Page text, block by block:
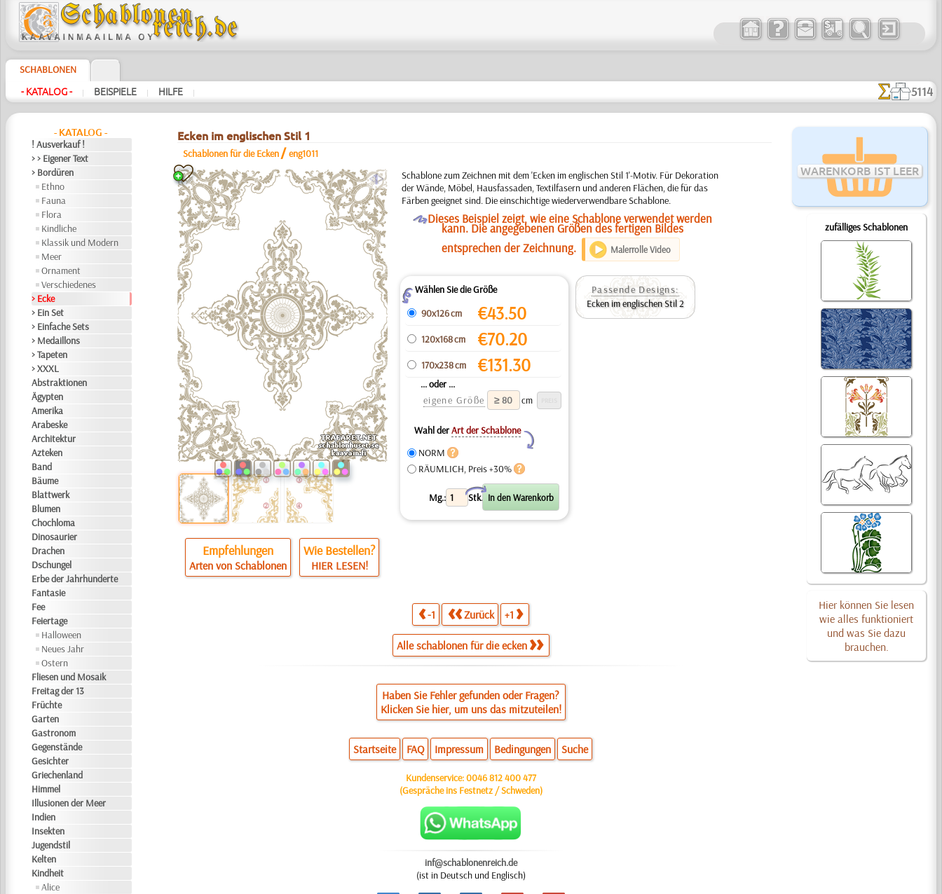
SCHABLONEN
- KATALOG - | BEISPIELE | HILFE | 5114
- KATALOG -
! Ausverkauf !
> > Eigener Text
> Bordüren
Ethno
Fauna
Flora
Kindliche
Klassik und Modern
Meer
Ornament
Verschiedenes
> Ecke
> Ein Set
> Einfache Sets
> Medaillons
> Tapeten
> XXXL
Abstraktionen
Ägypten
Amerika
Arabeske
Architektur
Azteken
Band
Bäume
Blattwerk
Blumen
Chochloma
Dinosaurier
Drachen
Dschungel
Erbe der Jahrhunderte
Fantasie
Fee
Feiertage
Halloween
Neues Jahr
Ostern
Fliesen und Mosaik
Freitag der 13
Früchte
Garten
Gastronom
Gegenstände
Gesichter
Griechenland
Himmel
Illusionen der Meer
Indien
Insekten
Jugendstil
Kelten
Kindheit
Alice
WARENKORB IST LEER
zufälliges Schablonen
Hier können Sie lesen
wie alles funktioniert
und was Sie dazu
brauchen.
Ecken im englischen Stil 1
Schablonen für die Ecken /eng1011
a
Empfehlungen
Arten von Schablonen
Wie Bestellen?
HIER LESEN!
Schablone zum Zeichnen mit dem 'Ecken im englischen Stil 1'-Motiv. Für Dekoration
der Wände, Möbel, Hausfassaden, Textilfasern und anderen Flächen, die für das
Färben geeignet sind. Die einschichtige wiederverwendbare Schablone.
ODieses Beispiel zeigt, wie eine Schablone verwendet werden
kann. Die angegebenen Größen des fertigen Bildes
entsprechen der Zeichnung.
Malerrolle Video
ZWählen Sie die Größe
90x126 cm
€43.50
120x168 cm €70.20
170x238 cm €131.30
... oder ...
eigene Größe
cm
Wahl derArt der Schablone
Y
NORM
RÄUMLICH, Preis +30%
Mg.: Stk.
X
Passende Designs:
Ecken im englischen Stil 2
-1 Zurück +1
Alle schablonen für die ecken
Haben Sie Fehler gefunden oder Fragen?
Klicken Sie hier, um uns das mitzuteilen!
Startseite FAQ Impressum Bedingungen Suche
Kundenservice:0046 812 400 477
(Gespräche ins Festnetz / Schweden)
inf@schablonenreich.de
(ist in Deutsch und Englisch)